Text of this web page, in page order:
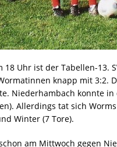
18 Uhr ist der Tabellen-13.
knapp mit 3:2.
Niederhambach konnte
Allerdings tat sich
Winter (7 Tore).
am Mittwoch gegen